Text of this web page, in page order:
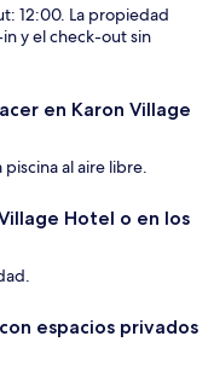
12:00. La propiedad
y el check-out sin
en Karon Village
al aire libre.
Hotel o en los
espacios privados